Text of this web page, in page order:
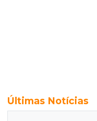
Últimas Notícias